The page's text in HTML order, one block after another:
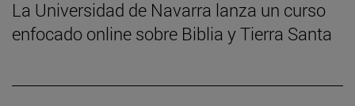
La Universidad de Navarra lanza un curso
enfocado online sobre Biblia y Tierra Santa